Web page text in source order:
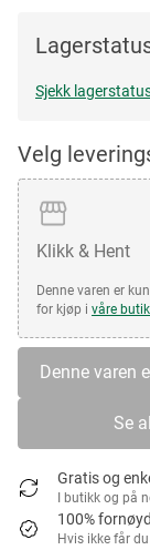
Sjekk
Velg
Klikk & Hent
Denne varen er
for kjøp i våre
Denne varen
Se
Gratis og
I butikk og på
100%
Hvis ikke får